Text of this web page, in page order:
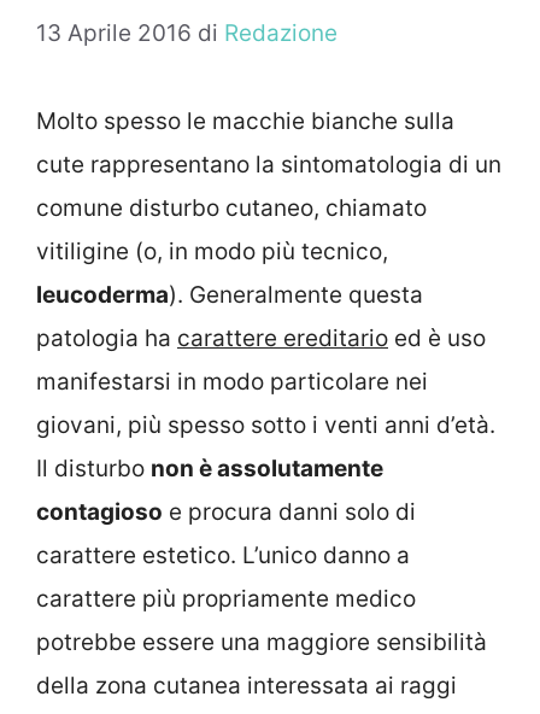
13 Aprile 2016 di Redazione
Molto spesso le macchie bianche sulla
cute rappresentano la sintomatologia di un
comune disturbo cutaneo, chiamato
vitiligine (o, in modo più tecnico,
leucoderma). Generalmente questa
patologia ha carattere ereditario ed è uso
manifestarsi in modo particolare nei
giovani, più spesso sotto i venti anni d’età.
Il disturbo non è assolutamente
contagioso e procura danni solo di
carattere estetico. L’unico danno a
carattere più propriamente medico
potrebbe essere una maggiore sensibilità
della zona cutanea interessata ai raggi